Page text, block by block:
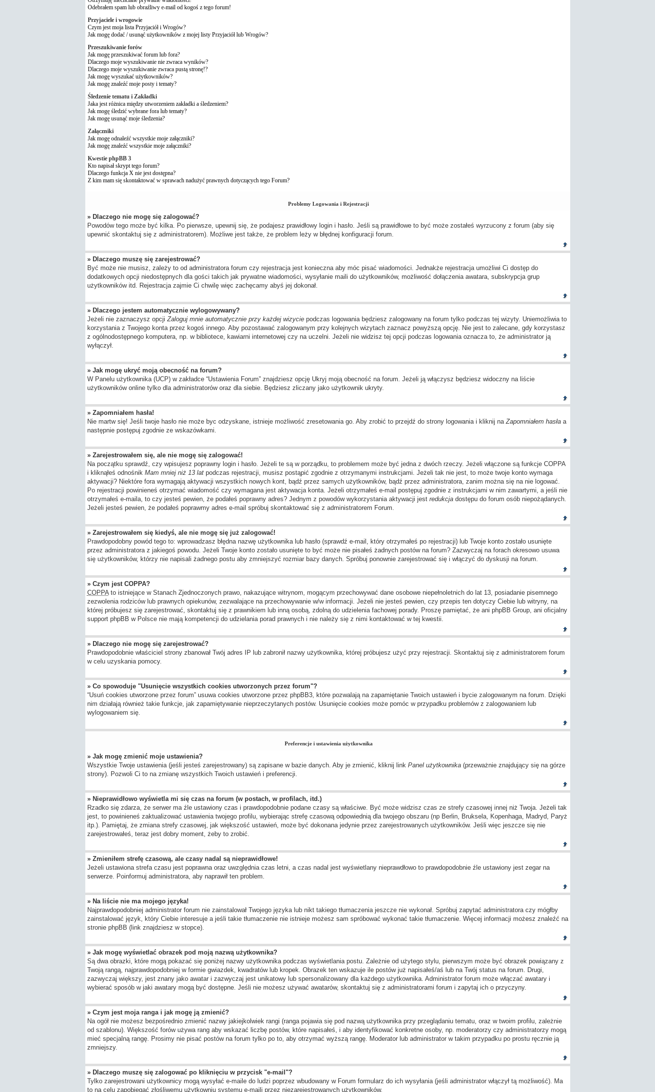
Odebrałem spam lub obraźliwy e-mail od kogoś z tego forum!
Przyjaciele i wrogowie
Czym jest moja lista Przyjaciół i Wrogów?
Jak mogę dodać / usunąć użytkowników z mojej listy Przyjaciół lub Wrogów?
Przeszukiwanie forów
Jak mogę przeszukiwać forum lub fora?
Dlaczego moje wyszukiwanie nie zwraca wyników?
Dlaczego moje wyszukiwanie zwraca pustą stronę!?
Jak mogę wyszukać użytkowników?
Jak mogę znaleźć moje posty i tematy?
Śledzenie tematu i Zakładki
Jaka jest różnica między utworzeniem zakładki a śledzeniem?
Jak mogę śledzić wybrane fora lub tematy?
Jak mogę usunąć moje śledzenia?
Załączniki
Jak mogę odnaleźć wszystkie moje załączniki?
Jak mogę znaleźć wszystkie moje załączniki?
Kwestie phpBB 3
Kto napisał skrypt tego forum?
Dlaczego funkcja X nie jest dostępna?
Z kim mam się skontaktować w sprawach nadużyć prawnych dotyczących tego Forum?
Problemy Logowania i Rejestracji
» Dlaczego nie mogę się zalogować?
Powodów tego może być kilka. Po pierwsze, upewnij się, że podajesz prawidłowy login i hasło. Jeśli są prawidłowe to być może zostałeś wyrzucony z forum (aby się
upewnić skontaktuj się z administratorem). Możliwe jest także, że problem leży w błędnej konfiguracji forum.
» Dlaczego muszę się zarejestrować?
Być może nie musisz, zależy to od administratora forum czy rejestracja jest konieczna aby móc pisać wiadomości. Jednakże rejestracja umożliwi Ci dostęp do
dodatkowych opcji niedostępnych dla gości takich jak prywatne wiadomości, wysyłanie maili do użytkowników, możliwość dołączenia awatara, subskrypcja grup
użytkowników itd. Rejestracja zajmie Ci chwilę więc zachęcamy abyś jej dokonał.
» Dlaczego jestem automatycznie wylogowywany?
Jeżeli nie zaznaczysz opcji Zaloguj mnie automatycznie przy każdej wizyciepodczas logowania będziesz zalogowany na forum tylko podczas tej wizyty. Uniemożliwia to
korzystania z Twojego konta przez kogoś innego. Aby pozostawać zalogowanym przy kolejnych wizytach zaznacz powyższą opcję. Nie jest to zalecane, gdy korzystasz
z ogólnodostępnego komputera, np. w bibliotece, kawiarni internetowej czy na uczelni. Jeżeli nie widzisz tej opcji podczas logowania oznacza to, że administrator ją
wyłączył.
» Jak mogę ukryć moją obecność na forum?
W Panelu użytkownika (UCP) w zakładce “Ustawienia Forum” znajdziesz opcję Ukryj moją obecność na forum. Jeżeli ją włączysz będziesz widoczny na liście
użytkowników online tylko dla administratorów oraz dla siebie. Będziesz zliczany jako użytkownik ukryty.
» Zapomniałem hasła!
Nie martw się! Jeśli twoje hasło nie może byc odzyskane, istnieje możliwość zresetowania go. Aby zrobić to przejdź do strony logowania i kliknij na Zapomniałem hasłaa
następnie postępuj zgodnie ze wskazówkami.
» Zarejestrowałem się, ale nie mogę się zalogować!
Na początku sprawdź, czy wpisujesz poprawny login i hasło. Jeżeli te są w porządku, to problemem może być jedna z dwóch rzeczy. Jeżeli włączone są funkcje COPPA
i kliknąłeś odnośnik Mam mniej niż 13 latpodczas rejestracji, musisz postąpić zgodnie z otrzymanymi instrukcjami. Jeżeli tak nie jest, to może twoje konto wymaga
aktywacji? Niektóre fora wymagają aktywacji wszystkich nowych kont, bądź przez samych użytkowników, bądź przez administratora, zanim można się na nie logować.
Po rejestracji powinieneś otrzymać wiadomość czy wymagana jest aktywacja konta. Jeżeli otrzymałeś e-mail postępuj zgodnie z instrukcjami w nim zawartymi, a jeśli nie
otrzymałeś e-maila, to czy jesteś pewien, że podałeś poprawny adres? Jednym z powodów wykorzystania aktywacji jest redukcjadostępu do forum osób niepożądanych.
Jeżeli jesteś pewien, że podałeś poprawmy adres e-mail spróbuj skontaktować się z administratorem Forum.
» Zarejestrowałem się kiedyś, ale nie mogę się już zalogować!
Prawdopodobny powód tego to: wprowadzasz błędna nazwę użytkownika lub hasło (sprawdź e-mail, który otrzymałeś po rejestracji) lub Twoje konto zostało usunięte
przez administratora z jakiegoś powodu. Jeżeli Twoje konto zostało usunięte to być może nie pisałeś żadnych postów na forum? Zazwyczaj na forach okresowo usuwa
się użytkowników, którzy nie napisali żadnego postu aby zmniejszyć rozmiar bazy danych. Spróbuj ponownie zarejestrować się i włączyć do dyskusji na forum.
» Czym jest COPPA?
COPPAto istniejące w Stanach Zjednoczonych prawo, nakazujące witrynom, mogącym przechowywać dane osobowe niepełnoletnich do lat 13, posiadanie pisemnego
zezwolenia rodziców lub prawnych opiekunów, zezwalające na przechowywanie w/w informacji. Jeżeli nie jesteś pewien, czy przepis ten dotyczy Ciebie lub witryny, na
której próbujesz się zarejestrować, skontaktuj się z prawnikiem lub inną osobą, zdolną do udzielenia fachowej porady. Proszę pamiętać, że ani phpBB Group, ani oficjalny
support phpBB w Polsce nie mają kompetencji do udzielania porad prawnych i nie należy się z nimi kontaktować w tej kwestii.
» Dlaczego nie mogę się zarejestrować?
Prawdopodobnie właściciel strony zbanował Twój adres IP lub zabronił nazwy użytkownika, której próbujesz użyć przy rejestracji. Skontaktuj się z administratorem forum
w celu uzyskania pomocy.
» Co spowoduje "Usunięcie wszystkich cookies utworzonych przez forum"?
“Usuń cookies utworzone przez forum” usuwa cookies utworzone przez phpBB3, które pozwalają na zapamiętanie Twoich ustawień i bycie zalogowanym na forum. Dzięki
nim działają również takie funkcje, jak zapamiętywanie nieprzeczytanych postów. Usunięcie cookies może pomóc w przypadku problemów z zalogowaniem lub
wylogowaniem się.
Preferencje i ustawienia użytkownika
» Jak mogę zmienić moje ustawienia?
Wszystkie Twoje ustawienia (jeśli jesteś zarejestrowany) są zapisane w bazie danych. Aby je zmienić, kliknij link Panel użytkownika(przeważnie znajdujący się na górze
strony). Pozwoli Ci to na zmianę wszystkich Twoich ustawień i preferencji.
» Nieprawidłowo wyświetla mi się czas na forum (w postach, w profilach, itd.)
Rzadko się zdarza, że serwer ma źle ustawiony czas i prawdopodobnie podane czasy są właściwe. Być może widzisz czas ze strefy czasowej innej niż Twoja. Jeżeli tak
jest, to powinieneś zaktualizować ustawienia twojego profilu, wybierając strefę czasową odpowiednią dla twojego obszaru (np Berlin, Bruksela, Kopenhaga, Madryd, Paryż
itp.). Pamiętaj, że zmiana strefy czasowej, jak większość ustawień, może być dokonana jedynie przez zarejestrowanych użytkowników. Jeśli więc jeszcze się nie
zarejestrowałeś, teraz jest dobry moment, żeby to zrobić.
» Zmieniłem strefę czasową, ale czasy nadal są nieprawidłowe!
Jeżeli ustawiona strefa czasu jest poprawna oraz uwzględnia czas letni, a czas nadal jest wyświetlany nieprawdłowo to prawdopodobnie źle ustawiony jest zegar na
serwerze. Poinformuj administratora, aby naprawił ten problem.
» Na liście nie ma mojego języka!
Najprawdopodobniej administrator forum nie zainstalował Twojego języka lub nikt takiego tłumaczenia jeszcze nie wykonał. Spróbuj zapytać administratora czy mógłby
zainstalować język, który Ciebie interesuje a jeśli takie tłumaczenie nie istnieje możesz sam spróbować wykonać takie tłumaczenie. Więcej informacji możesz znaleźć na
stronie phpBB (link znajdziesz w stopce).
» Jak mogę wyświetlać obrazek pod moją nazwą użytkownika?
Są dwa obrazki, które mogą pokazać się poniżej nazwy użytkownika podczas wyświetlania postu. Zależnie od użytego stylu, pierwszym może być obrazek powiązany z
Twoją rangą, najprawdopodobniej w formie gwiazdek, kwadratów lub kropek. Obrazek ten wskazuje ile postów już napisałeś/aś lub na Twój status na forum. Drugi,
zazwyczaj większy, jest znany jako awatar i zazwyczaj jest unikatowy lub spersonalizowany dla każdego użytkownika. Administrator forum może włączać awatary i
wybierać sposób w jaki awatary mogą być dostępne. Jeśli nie możesz używać awatarów, skontaktuj się z administratorami forum i zapytaj ich o przyczyny.
» Czym jest moja ranga i jak mogę ją zmienić?
Na ogół nie możesz bezpośrednio zmienić nazwy jakiejkolwiek rangi (ranga pojawia się pod nazwą użytkownika przy przeglądaniu tematu, oraz w twoim profilu, zależnie
od szablonu). Większość forów używa rang aby wskazać liczbę postów, które napisałeś, i aby identyfikować konkretne osoby, np. moderatorzy czy administratorzy mogą
mieć specjalną rangę. Prosimy nie pisać postów na forum tylko po to, aby otrzymać wyższą rangę. Moderator lub administrator w takim przypadku po prostu ręcznie ją
zmniejszy.
» Dlaczego muszę się zalogować po kliknięciu w przycisk "e-mail"?
Tylko zarejestrowani użytkownicy mogą wysyłać e-maile do ludzi poprzez wbudowany w Forum formularz do ich wysyłania (jeśli administrator włączył tą możliwość). Ma
to na celu zapobiegać złośliwemu użytkowniu systemu e-maili przez niezarejestrowanych użytkowników.